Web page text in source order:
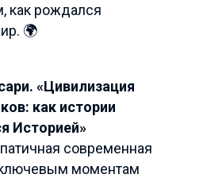
как рождался
🌍
«Цивилизация
как истории
Историей»
современная
моментам